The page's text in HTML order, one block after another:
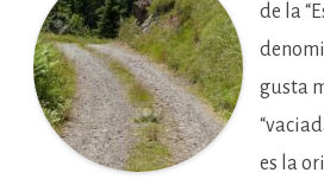
de la
gusta
es la